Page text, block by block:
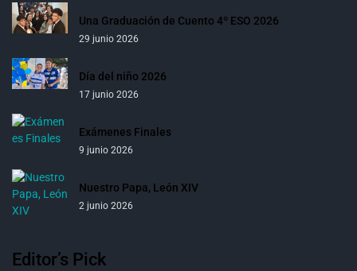
Una Graduación de Cuento 4º ESO 2026
29 junio 2026
Día del niño 2026
17 junio 2026
Exámenes Finales
9 junio 2026
Nuestro Papa, León XIV
2 junio 2026
Editor’s Pick